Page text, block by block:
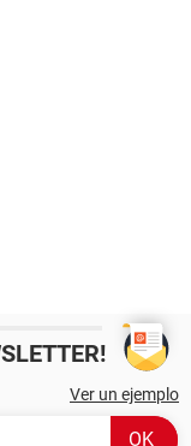
Ver un ejemplo